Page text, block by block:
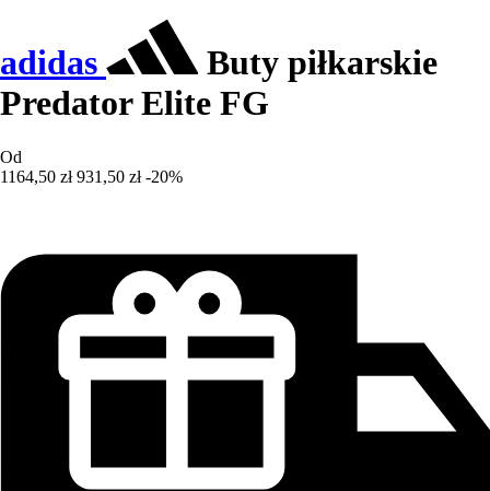
adidas
Buty piłkarskie
Predator Elite FG
Od
1164,50 zł 931,50 zł -20%